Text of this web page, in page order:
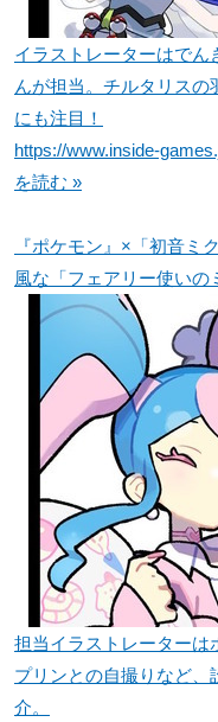
イラストレーターはでん
んが担当。チルタリス
にも注目！
https://www.inside-
を読む »
『ポケモン』×「初音ミ
風な「フェアリー使いの
担当イラストレーターは
プリンとの自撮りなど、
介。